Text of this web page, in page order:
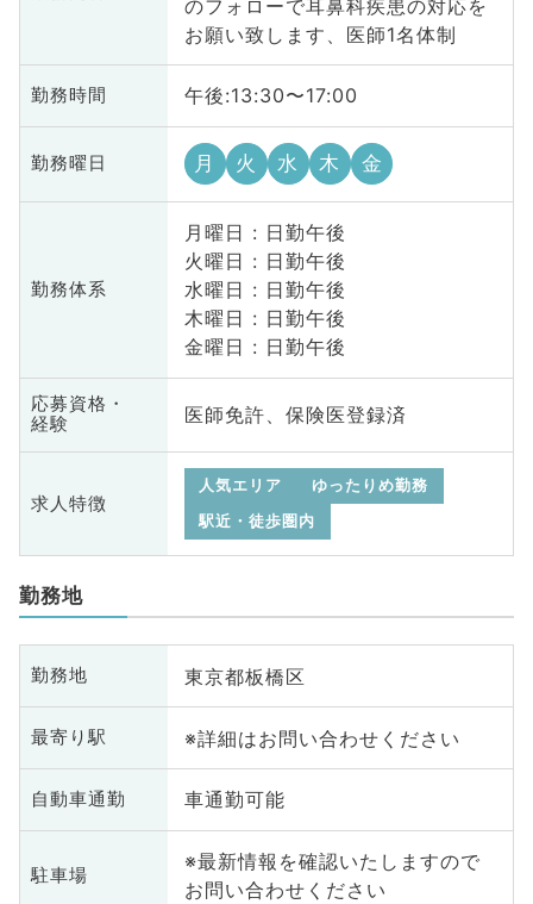
のフォローで耳鼻科疾患の対応を
お願い致します、医師1名体制
勤務時間 午後:13:30〜17:00
勤務曜日 月 火 水 木 金
勤務体系
月曜日 : 日勤午後
火曜日 : 日勤午後
水曜日 : 日勤午後
木曜日 : 日勤午後
金曜日 : 日勤午後
応募資格・
経験
医師免許、保険医登録済
求人特徴
人気エリア
ゆったりめ勤務
駅近・徒歩圏内
勤務地
勤務地 東京都板橋区
最寄り駅 ※詳細はお問い合わせください
自動車通勤 車通勤可能
駐車場
※最新情報を確認いたしますので
お問い合わせください